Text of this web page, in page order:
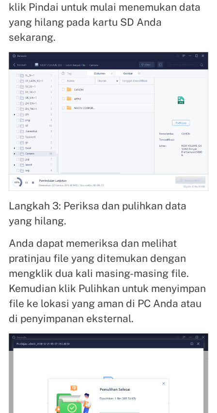
klik Pindai untuk mulai menemukan data
yang hilang pada kartu SD Anda
sekarang.
Langkah 3: Periksa dan pulihkan data
yang hilang.
Anda dapat memeriksa dan melihat
pratinjau file yang ditemukan dengan
mengklik dua kali masing-masing file.
Kemudian klik Pulihkan untuk menyimpan
file ke lokasi yang aman di PC Anda atau
di penyimpanan eksternal.